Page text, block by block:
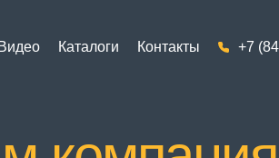
Видео Каталоги Контакты +7